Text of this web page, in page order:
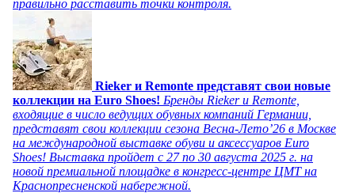
правильно расставить точки контроля.
Rieker и Remonte представят свои новые
коллекции на Euro Shoes! Бренды Rieker и Remonte,
входящие в число ведущих обувных компаний Германии,
представят свои коллекции сезона Весна-Лето’26 в Москве
на международной выставке обуви и аксессуаров Euro
Shoes! Выставка пройдет c 27 по 30 августа 2025 г. на
новой премиальной площадке в конгресс-центре ЦМТ на
Краснопресненской набережной.